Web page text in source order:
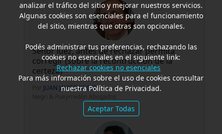
Señor Juez, antes de rechazar permita
corregir (sobre la recontrucción de la
certeza)
JUAN JAVIER NEGRI
analizar el tráfico del sitio y mejorar nuestros servicios.
Algunas cookies son esenciales para el funcionamiento
del sitio, mientras que otras son opcionales.
Podés administrar tus preferencias, rechazando las
cookies no esenciales en el siguiente link:
Rechazar cookies no esenciales
Para más información sobre el uso de cookies consultar
nuestra Política de Privacidad.
Aceptar Todas